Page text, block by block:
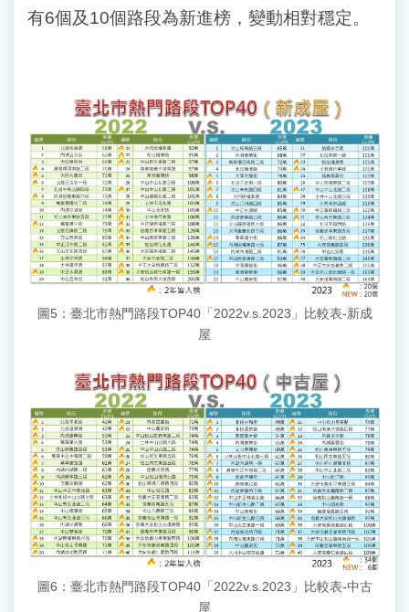
有6個及10個路段為新進榜，變動相對穩定。
圖5：臺北市熱門路段TOP40「2022v.s.2023」比較表-新成
屋
圖6：臺北市熱門路段TOP40「2022v.s.2023」比較表-中古
屋